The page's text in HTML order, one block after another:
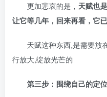
更加悲哀的是， 天赋也
让它等几年，回来再看，它
天赋这种东西,是需要放
行放大,绽放光芒的
第三步：围绕自己的定